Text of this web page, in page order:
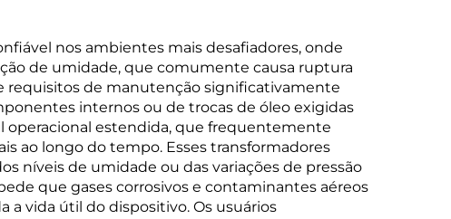
nos ambientes mais desafiadores, onde
de umidade, que comumente causa ruptura
requisitos de manutenção significativamente
internos ou de trocas de óleo exigidas
operacional estendida, que frequentemente
ao longo do tempo. Esses transformadores
níveis de umidade ou das variações de pressão
que gases corrosivos e contaminantes aéreos
a vida útil do dispositivo. Os usuários